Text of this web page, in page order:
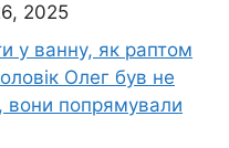
2025
у ванну, як раптом
Олег був не
вони попрямували